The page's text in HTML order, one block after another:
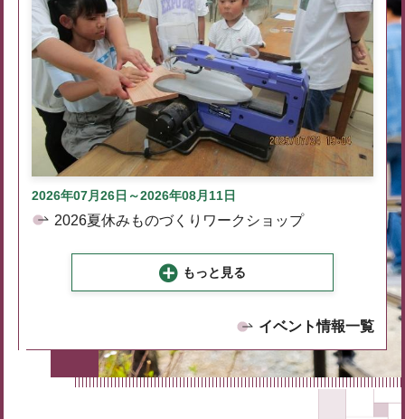
2026年07月26日～2026年08月11日
2026夏休みものづくりワークショップ
もっと見る
イベント情報一覧